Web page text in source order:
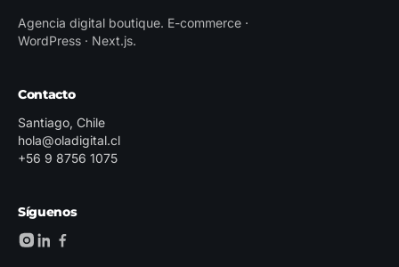
Agencia digital boutique. E-commerce ·
WordPress · Next.js.
Contacto
Santiago, Chile
hola@oladigital.cl
+56 9 8756 1075
Síguenos